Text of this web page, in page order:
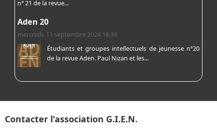
n° 21 de la revue...
Aden 20
mercredi, 11 septembre 2024 18:39
Étudiants et groupes intellectuels de jeunesse n°20
de la revue Aden. Paul Nizan et les...
Contacter l'association G.I.E.N.